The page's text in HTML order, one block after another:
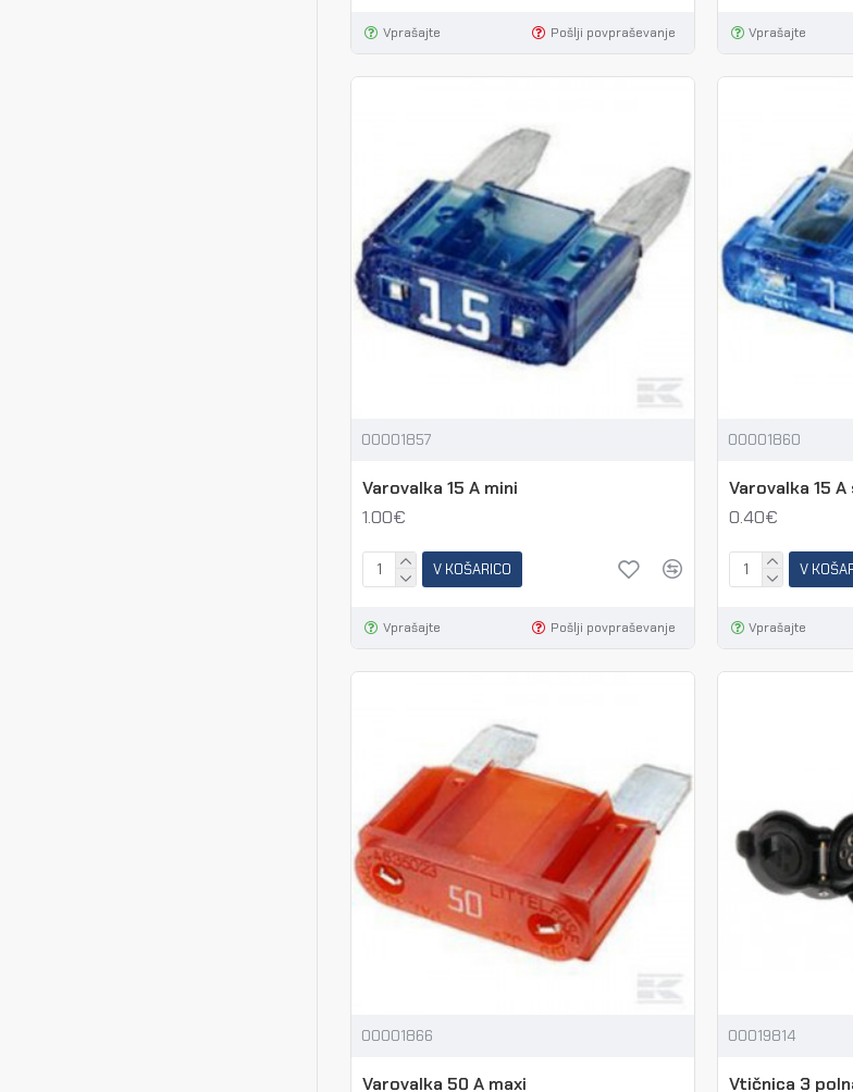
Vprašajte Pošlji povpraševanje Vprašajte
00001857
Varovalka 15 A mini
1.00€
V KOŠARICO
Vprašajte Pošlji povpraševanje
00001860
Varovalka 15
0.40€
V
Vprašajte
00001866
Varovalka 50 A maxi
00019814
Vtičnica 3